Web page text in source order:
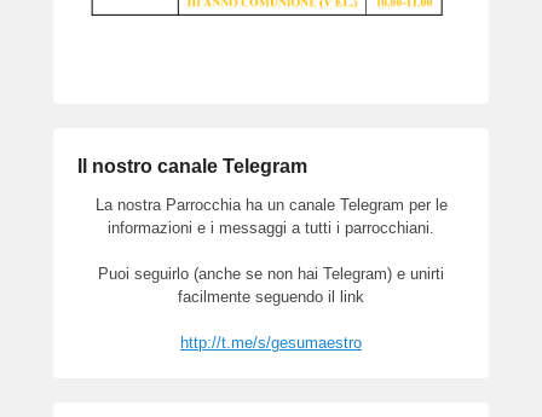
Il nostro canale Telegram
La nostra Parrocchia ha un canale Telegram per le
informazioni e i messaggi a tutti i parrocchiani.
Puoi seguirlo (anche se non hai Telegram) e unirti
facilmente seguendo il link
http://t.me/s/gesumaestro